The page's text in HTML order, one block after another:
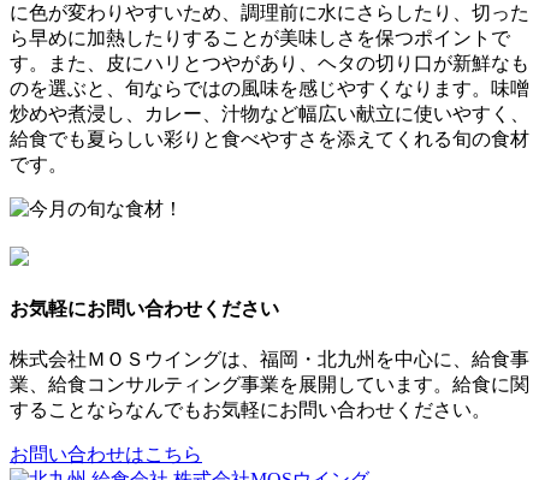
に色が変わりやすいため、調理前に水にさらしたり、切った
ら早めに加熱したりすることが美味しさを保つポイントで
す。また、皮にハリとつやがあり、ヘタの切り口が新鮮なも
のを選ぶと、旬ならではの風味を感じやすくなります。味噌
炒めや煮浸し、カレー、汁物など幅広い献立に使いやすく、
給食でも夏らしい彩りと食べやすさを添えてくれる旬の食材
です。
お気軽にお問い合わせください
株式会社ＭＯＳウイングは、福岡・北九州を中心に、給食事
業、給食コンサルティング事業を展開しています。給食に関
することならなんでもお気軽にお問い合わせください。
お問い合わせはこちら